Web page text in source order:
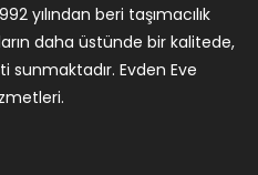
yılından beri taşımacılık
daha üstünde bir kalitede,
sunmaktadır. Evden Eve